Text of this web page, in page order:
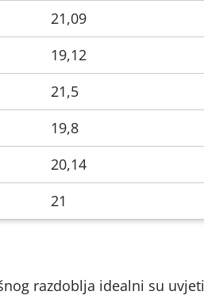
21,09
19,12
21,5
19,8
20,14
21
razdoblja idealni su uvjeti